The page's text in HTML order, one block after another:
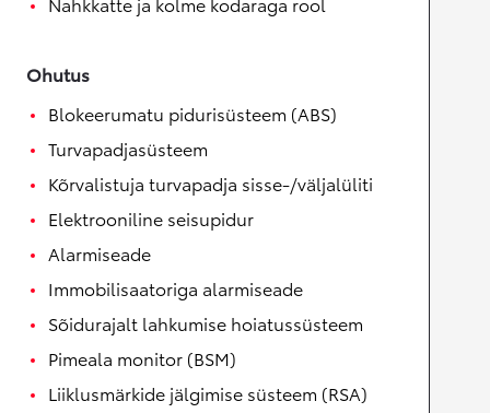
Ohutus
Blokeerumatu pidurisüsteem (ABS)
Turvapadjasüsteem
Kõrvalistuja turvapadja sisse-/väljalüliti
Elektrooniline seisupidur
Alarmiseade
Immobilisaatoriga alarmiseade
Sõidurajalt lahkumise hoiatussüsteem
Pimeala monitor (BSM)
Liiklusmärkide jälgimise süsteem (RSA)